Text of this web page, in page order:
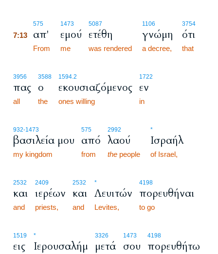
575
7:13 απ'
From
1473
εμού
me
5087
ετέθη
was rendered
1106
γνώμη
a decree,
3754
ότι
that
3956
πας
all
3588
ο
the
1594.2
εκουσιαζόμενος
ones willing
1722
εν
in
932-1473
βασιλεία μου
my kingdom
575
από
from
2992
λαού
the people
*
Ισραήλ
of Israel,
2532
και
and
2409
ιερέων
priests,
2532
και
and
*
Λευιτών
Levites,
4198
πορευθήναι
to go
1519
εις
*
Ιερουσαλήμ
3326
μετά
1473
σου
4198
πορευθήτω